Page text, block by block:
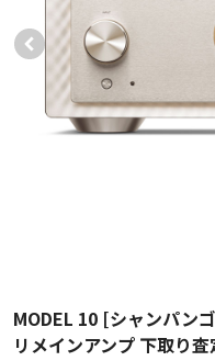
MODEL 10 [シャンパン
リメインアンプ 下取り